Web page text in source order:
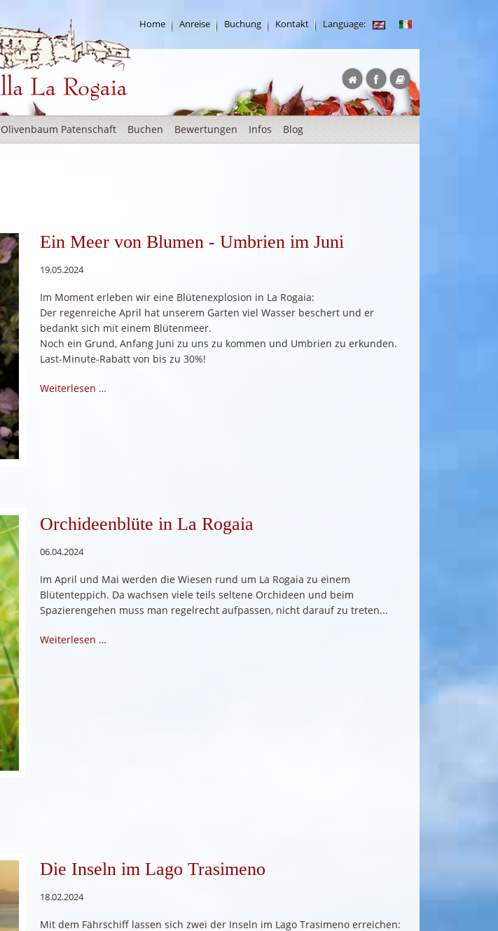
Home Anreise Buchung Kontakt Language:
Olivenbaum Patenschaft Buchen Bewertungen Infos Blog
Ein Meer von Blumen - Umbrien im Juni
19.05.2024
Im Moment erleben wir eine Blütenexplosion in La Rogaia:
Der regenreiche April hat unserem Garten viel Wasser beschert und er
bedankt sich mit einem Blütenmeer.
Noch ein Grund, Anfang Juni zu uns zu kommen und Umbrien zu erkunden.
Last-Minute-Rabatt von bis zu 30%!
Weiterlesen …
Orchideenblüte in La Rogaia
06.04.2024
Im April und Mai werden die Wiesen rund um La Rogaia zu einem
Blütenteppich. Da wachsen viele teils seltene Orchideen und beim
Spazierengehen muss man regelrecht aufpassen, nicht darauf zu treten...
Weiterlesen …
Die Inseln im Lago Trasimeno
18.02.2024
Mit dem Fährschiff lassen sich zwei der Inseln im Lago Trasimeno erreichen: